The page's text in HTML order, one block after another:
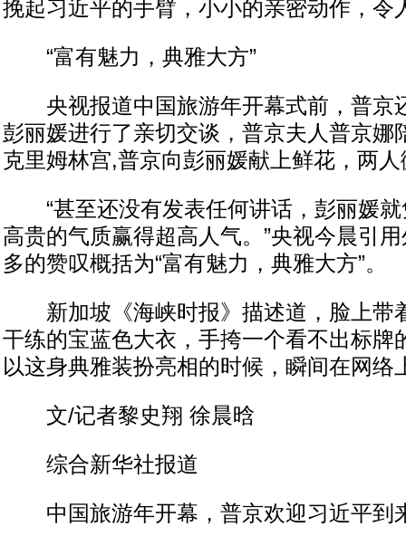
挽起习近平的手臂，小小的亲密动作，令
“富有魅力，典雅大方”
央视报道中国旅游年开幕式前，普京
彭丽媛进行了亲切交谈，普京夫人普京娜
克里姆林宫,普京向彭丽媛献上鲜花，两
“甚至还没有发表任何讲话，彭丽媛就
高贵的气质赢得超高人气。”央视今晨引
多的赞叹概括为“富有魅力，典雅大方”。
新加坡《海峡时报》描述道，脸上带
干练的宝蓝色大衣，手挎一个看不出标牌
以这身典雅装扮亮相的时候，瞬间在网络
文/记者黎史翔 徐晨晗
综合新华社报道
中国旅游年开幕，普京欢迎习近平到